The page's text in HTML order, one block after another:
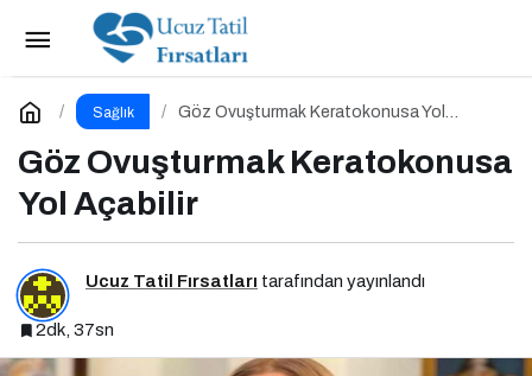
Sağlık
Göz Ovuşturmak Keratokonusa Yol
Göz Ovuşturmak Keratokonusa
Yol Açabilir
Ucuz Tatil Fırsatları tarafından yayınlandı
2dk, 37sn
Cilt Tiplerine Göre Doğru Beslenme Stratejileri;
Genç ve Parlak Cilt İçin Doğru Besinler
Yorum Yap